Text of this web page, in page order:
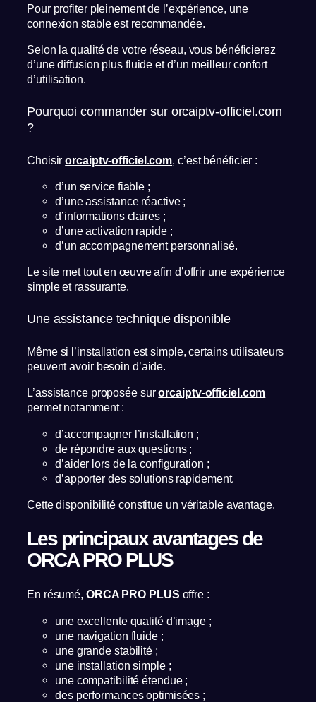
Pour profiter pleinement de l’expérience, une
connexion stable est recommandée.
Selon la qualité de votre réseau, vous bénéficierez
d’une diffusion plus fluide et d’un meilleur confort
d’utilisation.
Pourquoi commander sur orcaiptv-officiel.com
?
Choisirorcaiptv-officiel.com, c’est bénéficier :
d’un service fiable ;
d’une assistance réactive ;
d’informations claires ;
d’une activation rapide ;
d’un accompagnement personnalisé.
Le site met tout en œuvre afin d’offrir une expérience
simple et rassurante.
Une assistance technique disponible
Même si l’installation est simple, certains utilisateurs
peuvent avoir besoin d’aide.
L’assistance proposée surorcaiptv-officiel.com
permet notamment :
d’accompagner l’installation ;
de répondre aux questions ;
d’aider lors de la configuration ;
d’apporter des solutions rapidement.
Cette disponibilité constitue un véritable avantage.
Les principaux avantages de
ORCA PRO PLUS
En résumé, ORCA PRO PLUS offre :
une excellente qualité d’image ;
une navigation fluide ;
une grande stabilité ;
une installation simple ;
une compatibilité étendue ;
des performances optimisées ;